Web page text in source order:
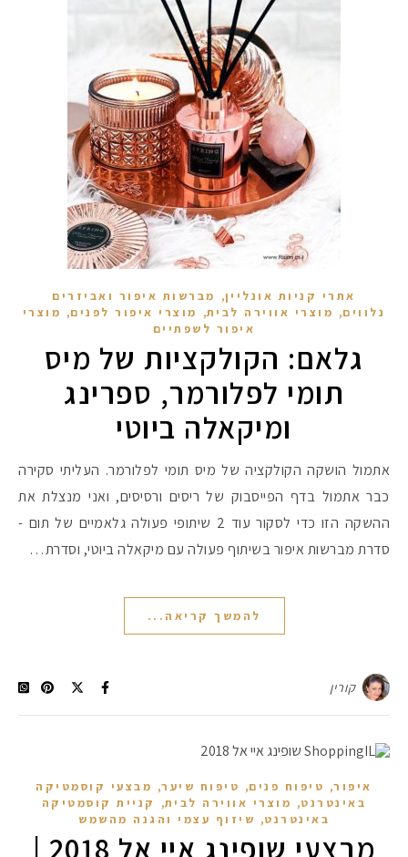
#הסטודיושלקורין
אתרי קניות אונליין, מברשות איפור ואביזרים
נלווים, מוצרי אווירה לבית, מוצרי איפור לפנים, מוצרי
איפור לשפתיים
גלאם: הקולקציות של מיס
תומי לפלורמר, ספרינג
ומיקאלה ביוטי
אתמול הושקה הקולקציה של מיס תומי לפלורמר. העליתי סקירה
כבר אתמול בדף הפייסבוק של ריסים ורסיסים, ואני מנצלת את
ההשקה הזו כדי לסקור עוד 2 שיתופי פעולה גלאמיים של תום -
סדרת מברשות איפור בשיתוף פעולה עם מיקאלה ביוטי, וסדרת…
להמשך קריאה...
קורין
איפור, טיפוח פנים, טיפוח שיער, מבצעי קוסמטיקה
באינטרנט, מוצרי אווירה לבית,
קניית קוסמטיקה
באינטרנט, שיזוף עצמי והגנה מהשמש
מבצעי שופינג איי אל 2018 |